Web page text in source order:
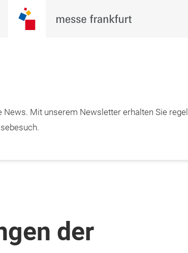
News. Mit unserem Newsletter erhalten Sie
der